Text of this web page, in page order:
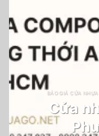
BÁO GIÁ CỬA
Cửa